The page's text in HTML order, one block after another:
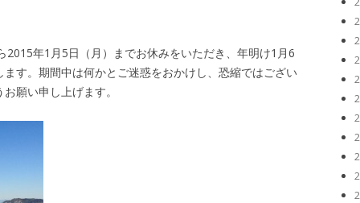
2015年1月5日（月）までお休みをいただき、年明け1月6
す。期間中は何かとご迷惑をおかけし、恐縮ではござい
願い申し上げます。